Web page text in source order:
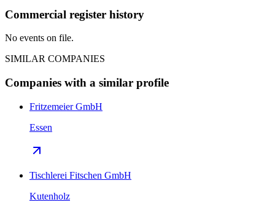
Commercial register history
No events on file.
SIMILAR COMPANIES
Companies with a similar profile
Fritzemeier GmbH
Essen
Tischlerei Fitschen GmbH
Kutenholz